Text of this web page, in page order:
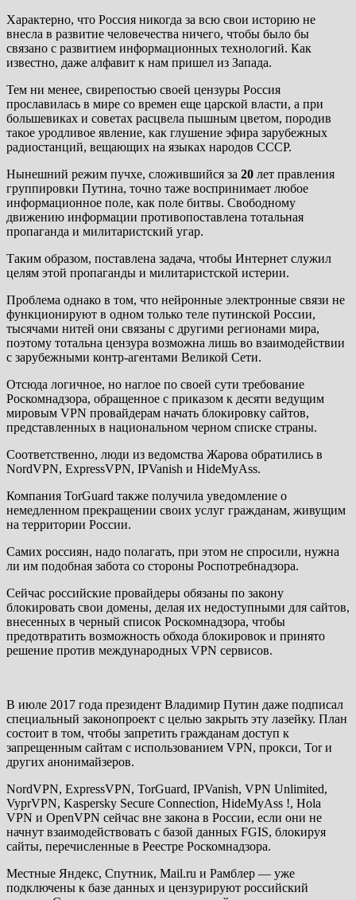
Характерно, что Россия никогда за всю свои историю не
внесла в развитие человечества ничего, чтобы было бы
связано с развитием информационных технологий. Как
известно, даже алфавит к нам пришел из Запада.
Тем ни менее, свирепостью своей цензуры Россия
прославилась в мире со времен еще царской власти, а при
большевиках и советах расцвела пышным цветом, породив
такое уродливое явление, как глушение эфира зарубежных
радиостанций, вещающих на языках народов СССР.
Нынешний режим пучхе, сложившийся за 20 лет правления
группировки Путина, точно таже воспринимает любое
информационное поле, как поле битвы. Свободному
движению информации противопоставлена тотальная
пропаганда и милитаристский угар.
Таким образом, поставлена задача, чтобы Интернет служил
целям этой пропаганды и милитаристской истерии.
Проблема однако в том, что нейронные электронные связи не
функционируют в одном только теле путинской России,
тысячами нитей они связаны с другими регионами мира,
поэтому тотальна цензура возможна лишь во взаимодействии
с зарубежными контр-агентами Великой Сети.
Отсюда логичное, но наглое по своей сути требование
Роскомнадзора, обращенное с приказом к десяти ведущим
мировым VPN провайдерам начать блокировку сайтов,
представленных в национальном черном списке страны.
Соответственно, люди из ведомства Жарова обратились в
NordVPN, ExpressVPN, IPVanish и HideMyAss.
Компания TorGuard также получила уведомление о
немедленном прекращении своих услуг гражданам, живущим
на территории России.
Самих россиян, надо полагать, при этом не спросили, нужна
ли им подобная забота со стороны Роспотребнадзора.
Сейчас российские провайдеры обязаны по закону
блокировать свои домены, делая их недоступными для сайтов,
внесенных в черный список Роскомнадзора, чтобы
предотвратить возможность обхода блокировок и принято
решение против международных VPN сервисов.
В июле 2017 года президент Владимир Путин даже подписал
специальный законопроект с целью закрыть эту лазейку. План
состоит в том, чтобы запретить гражданам доступ к
запрещенным сайтам с использованием VPN, прокси, Tor и
других анонимайзеров.
NordVPN, ExpressVPN, TorGuard, IPVanish, VPN Unlimited,
VyprVPN, Kaspersky Secure Connection, HideMyAss !, Hola
VPN и OpenVPN сейчас вне закона в России, если они не
начнут взаимодействовать с базой данных FGIS, блокируя
сайты, перечисленные в Реестре Роскомнадзора.
Местные Яндекс, Спутник, Mail.ru и Рамблер — уже
подключены к базе данных и цензурируют российский